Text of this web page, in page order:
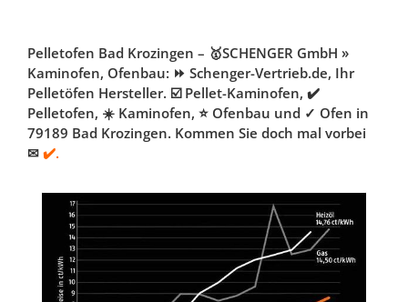
Pelletofen Bad Krozingen – 🥇SCHENGER GmbH »
Kaminofen, Ofenbau: ⏩ Schenger-Vertrieb.de, Ihr
Pelletöfen Hersteller. ☑️ Pellet-Kaminofen, ✔️
Pelletofen, ☀️ Kaminofen, ⭐ Ofenbau und ✓ Ofen in
79189 Bad Krozingen. Kommen Sie doch mal vorbei
✉ ✔️.